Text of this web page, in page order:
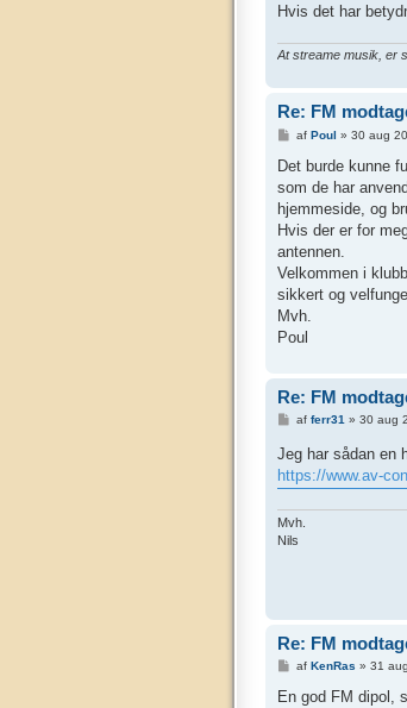
Hvis det har
At streame musik, er
Re: FM
d
æ
g
af Poul » 30 aug
Det burde kunne
som de har
hjemmeside, og
Hvis der er for
antennen.
Velkommen i
sikkert og
Mvh.
Poul
Re: FM
l
æ
g
af ferr31» 30 aug
Jeg har sådan en
https://www.av-
Mvh.
Nils
Re: FM
d
af KenRas » 31
En god FM dipol,